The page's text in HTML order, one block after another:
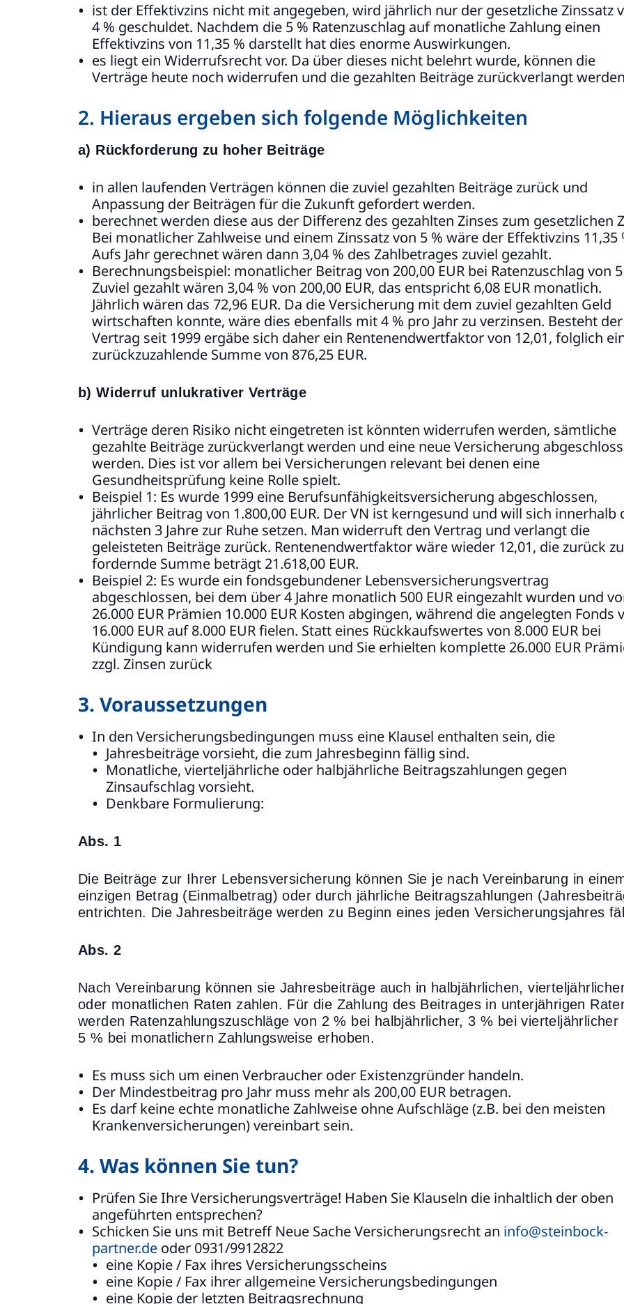
ist der Effektivzins nicht mit angegeben, wird jährlich nur der gesetzliche Zinssatz
4 % geschuldet. Nachdem die 5 % Ratenzuschlag auf monatliche Zahlung einen
Effektivzins von 11,35 % darstellt hat dies enorme Auswirkungen.
es liegt ein Widerrufsrecht vor. Da über dieses nicht belehrt wurde, können die
Verträge heute noch widerrufen und die gezahlten Beiträge zurückverlangt
2. Hieraus ergeben sich folgende Möglichkeiten
a) Rückforderung zu hoher Beiträge
in allen laufenden Verträgen können die zuviel gezahlten Beiträge zurück und
Anpassung der Beiträgen für die Zukunft gefordert werden.
berechnet werden diese aus der Differenz des gezahlten Zinses zum gesetzlichen
Bei monatlicher Zahlweise und einem Zinssatz von 5 % wäre der Effektivzins 11,35
Aufs Jahr gerechnet wären dann 3,04 % des Zahlbetrages zuviel gezahlt.
Berechnungsbeispiel: monatlicher Beitrag von 200,00 EUR bei Ratenzuschlag von 5
Zuviel gezahlt wären 3,04 % von 200,00 EUR, das entspricht 6,08 EUR monatlich.
Jährlich wären das 72,96 EUR. Da die Versicherung mit dem zuviel gezahlten Geld
wirtschaften konnte, wäre dies ebenfalls mit 4 % pro Jahr zu verzinsen. Besteht der
Vertrag seit 1999 ergäbe sich daher ein Rentenendwertfaktor von 12,01, folglich
zurückzuzahlende Summe von 876,25 EUR.
b) Widerruf unlukrativer Verträge
Verträge deren Risiko nicht eingetreten ist könnten widerrufen werden, sämtliche
gezahlte Beiträge zurückverlangt werden und eine neue Versicherung
werden. Dies ist vor allem bei Versicherungen relevant bei denen eine
Gesundheitsprüfung keine Rolle spielt.
Beispiel 1: Es wurde 1999 eine Berufsunfähigkeitsversicherung abgeschlossen,
jährlicher Beitrag von 1.800,00 EUR. Der VN ist kerngesund und will sich innerhalb
nächsten 3 Jahre zur Ruhe setzen. Man widerruft den Vertrag und verlangt die
geleisteten Beiträge zurück. Rentenendwertfaktor wäre wieder 12,01, die zurück zu
fordernde Summe beträgt 21.618,00 EUR.
Beispiel 2: Es wurde ein fondsgebundener Lebensversicherungsvertrag
abgeschlossen, bei dem über 4 Jahre monatlich 500 EUR eingezahlt wurden und
26.000 EUR Prämien 10.000 EUR Kosten abgingen, während die angelegten Fonds
16.000 EUR auf 8.000 EUR fielen. Statt eines Rückkaufswertes von 8.000 EUR bei
Kündigung kann widerrufen werden und Sie erhielten komplette 26.000 EUR
zzgl. Zinsen zurück
3. Voraussetzungen
In den Versicherungsbedingungen muss eine Klausel enthalten sein, die
Jahresbeiträge vorsieht, die zum Jahresbeginn fällig sind.
Monatliche, vierteljährliche oder halbjährliche Beitragszahlungen gegen
Zinsaufschlag vorsieht.
Denkbare Formulierung:
Abs. 1
Die Beiträge zur Ihrer Lebensversicherung können Sie je nach Vereinbarung in
einzigen Betrag (Einmalbetrag) oder durch jährliche Beitragszahlungen
entrichten. Die Jahresbeiträge werden zu Beginn eines jeden Versicherungsjahres
Abs. 2
Nach Vereinbarung können sie Jahresbeiträge auch in halbjährlichen,
oder monatlichen Raten zahlen. Für die Zahlung des Beitrages in unterjährigen
werden Ratenzahlungszuschläge von 2 % bei halbjährlicher, 3 % bei vierteljährlicher
5 % bei monatlichern Zahlungsweise erhoben.
Es muss sich um einen Verbraucher oder Existenzgründer handeln.
Der Mindestbeitrag pro Jahr muss mehr als 200,00 EUR betragen.
Es darf keine echte monatliche Zahlweise ohne Aufschläge (z.B. bei den meisten
Krankenversicherungen) vereinbart sein.
4. Was können Sie tun?
Prüfen Sie Ihre Versicherungsverträge! Haben Sie Klauseln die inhaltlich der oben
angeführten entsprechen?
Schicken Sie uns mit Betreff Neue Sache Versicherungsrecht an info@steinbock-
partner.de oder 0931/9912822
eine Kopie / Fax ihres Versicherungsscheins
eine Kopie / Fax ihrer allgemeine Versicherungsbedingungen
eine Kopie der letzten Beitragsrechnung